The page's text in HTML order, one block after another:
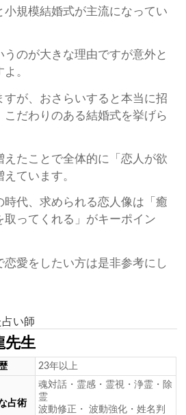
小規模結婚式が主流になってい
のが大きな理由ですが意外と
。
すが、おさらいすると本当に招
だわりのある結婚式を挙げら
えたことで全体的に「恋人が欲
ています。
時代、求められる恋人像は「癒
取ってくれる」がキーポイン
愛をしたい方は是非参考にし
い師
先生
23年以上
占術
魂対話・霊感・霊視・浄霊・除
霊
波動修正・ 波動強化・姓名判